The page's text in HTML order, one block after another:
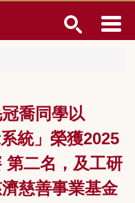
喬同學以
統」榮獲2025
第二名，及工研
慈善事業基金